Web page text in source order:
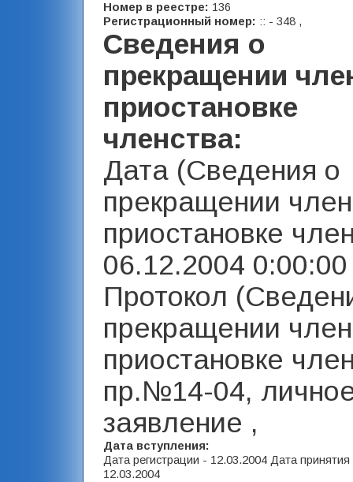
Номер в реестре: 136
Регистрационный номер: :: - 348 ,
Сведения о
прекращении
приостановке
членства:
Дата (Сведения о
прекращении
приостановке
06.12.2004
Протокол
прекращении
приостановке
пр.№14-04,
заявление ,
Дата вступления:
Дата регистрации - 12.03.2004 Дата
12.03.2004